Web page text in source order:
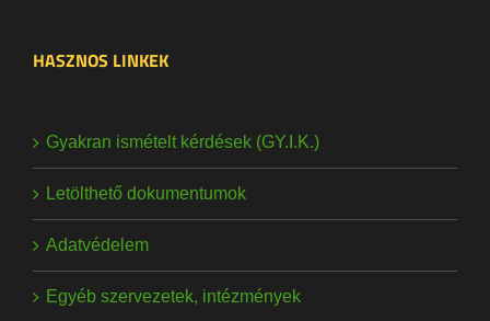
HASZNOS LINKEK
Gyakran ismételt kérdések (GY.I.K.)
Letölthető dokumentumok
Adatvédelem
Egyéb szervezetek, intézmények